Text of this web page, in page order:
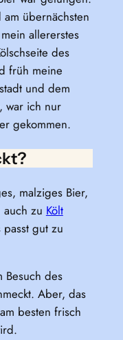
übernächsten
allererstes
des
früh meine
und dem
war ich nur
gekommen.
malziges Bier,
auch zu Költ
gut zu
Besuch des
Aber, das
besten frisch